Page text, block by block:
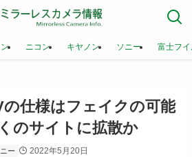
ニコン キヤノン ソニー 富士フ
仕様はフェイクの可能
のサイトに拡散か
ー 2022年5月20日